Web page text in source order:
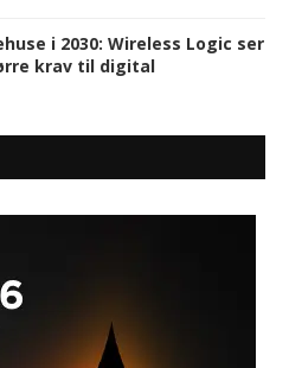
i 2030: Wireless Logic ser
krav til digital